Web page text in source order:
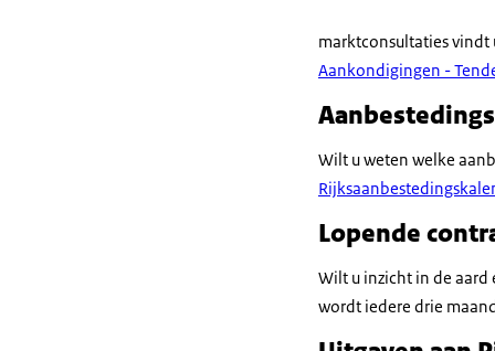
marktconsultaties vindt
Aankondigingen -
Wilt u weten welke
Lopende
Wilt u inzicht in de
wordt iedere drie